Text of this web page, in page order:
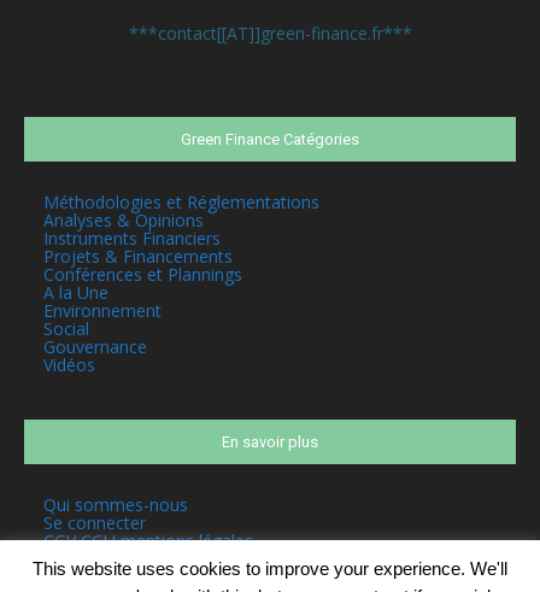
***contact[[AT]]green-finance.fr***
Green Finance Catégories
Méthodologies et Réglementations
Analyses & Opinions
Instruments Financiers
Projets & Financements
Conférences et Plannings
A la Une
Environnement
Social
Gouvernance
Vidéos
En savoir plus
Qui sommes-nous
Se connecter
CGV CGU mentions légales
This website uses cookies to improve your experience. We'll